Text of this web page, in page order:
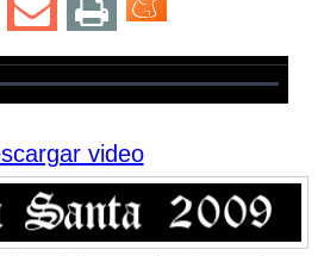
File could not
video